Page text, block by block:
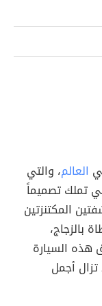
العالم، والتي
ميلادي، وهي تملك تصميماً
المكتنزتين
بالزجاج،
هذه السيارة
أجمل